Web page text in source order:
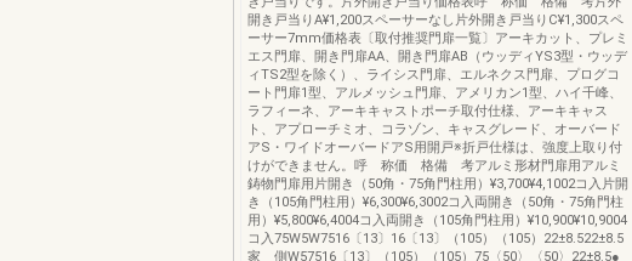
開き戸当りA¥1,200スペーサーなし片外開き戸当りC¥1,300スペ
ーサー7mm価格表〔取付推奨門扉一覧〕アーキカット、プレミ
エス門扉、開き門扉AA、開き門扉AB（ウッディYS3型・ウッデ
ィTS2型を除く）、ライシス門扉、エルネクス門扉、プログコ
ート門扉1型、アルメッシュ門扉、アメリカン1型、ハイ千峰、
ラフィーネ、アーキキャストポーチ取付仕様、アーキキャス
ト、アプローチミオ、コラゾン、キャスグレード、オーバード
アS・ワイドオーバードアS用開戸※折戸仕様は、強度上取り付
けができません。呼 称価 格備 考アルミ形材門扉用アルミ
鋳物門扉用片開き（50角・75角門柱用）¥3,700¥4,1002コ入片開
き（105角門柱用）¥6,300¥6,3002コ入両開き（50角・75角門柱
用）¥5,800¥6,4004コ入両開き（105角門柱用）¥10,900¥10,9004
コ入75W5W7516〔13〕16〔13〕（105）（105）22±8.522±8.5
家 側W57516〔13〕（105）（105）75〈50〉〈50〉22±8.5●